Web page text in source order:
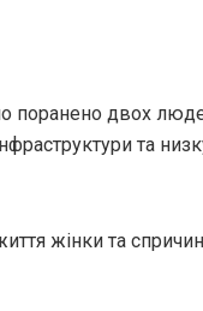
поранено двох
та
жінки та